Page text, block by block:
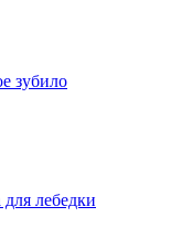
зубило
лебедки